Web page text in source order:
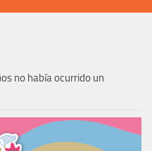
no había ocurrido un